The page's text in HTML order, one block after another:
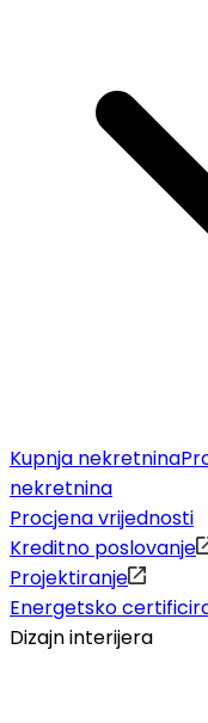
Kupnja nekretnina
nekretnina
Procjena vrijednosti
Kreditno poslovanje
Projektiranje
Energetsko
Dizajn interijera